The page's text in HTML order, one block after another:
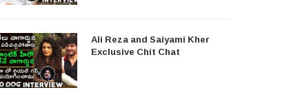
Ali Reza and Saiyami Kher
Exclusive Chit Chat